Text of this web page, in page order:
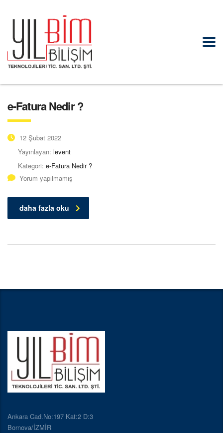
e-Fatura Nedir ?
12 Şubat 2022
Yayınlayan: levent
Kategori: e-Fatura Nedir ?
Yorum yapılmamış
daha fazla oku
Ankara Cad.No:197 Kat:2 D:3
Bornova/İZMİR